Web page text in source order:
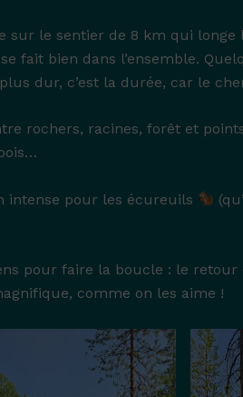
le sentier de 8 km qui longe
fait bien dans l’ensemble.
dur, c’est la durée, car le
rochers, racines, forêt et
intense pour les écureuils
pour faire la boucle : le
comme on les aime !